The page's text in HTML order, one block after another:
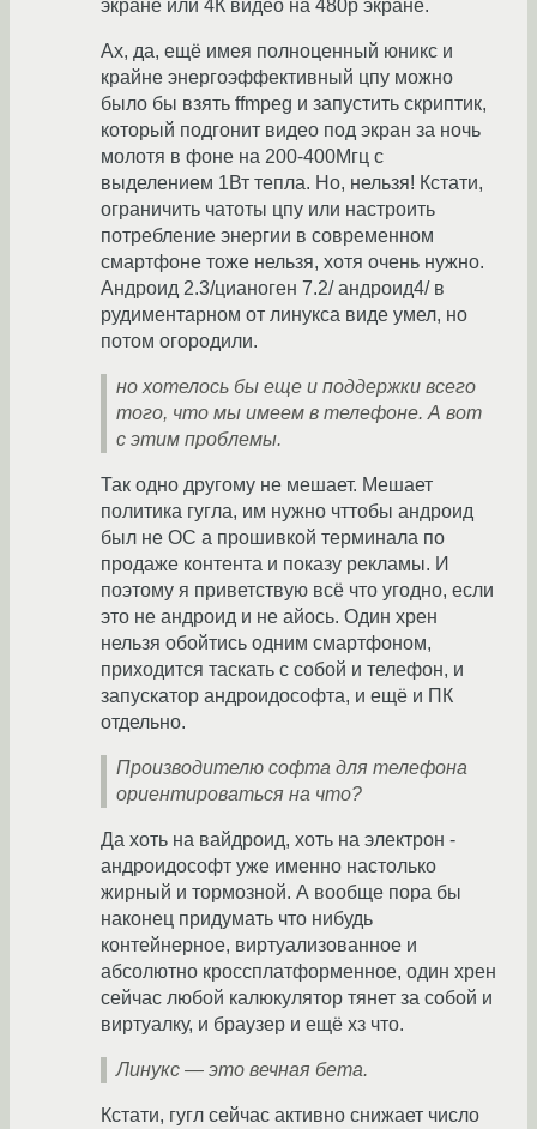
экране или 4К видео на 480р экране.
Ах, да, ещё имея полноценный юникс и
крайне энергоэффективный цпу можно
было бы взять ffmpeg и запустить скриптик,
который подгонит видео под экран за ночь
молотя в фоне на 200-400Мгц с
выделением 1Вт тепла. Но, нельзя! Кстати,
ограничить чатоты цпу или настроить
потребление энергии в современном
смартфоне тоже нельзя, хотя очень нужно.
Андроид 2.3/цианоген 7.2/ андроид4/ в
рудиментарном от линукса виде умел, но
потом огородили.
но хотелось бы еще и поддержки всего
того, что мы имеем в телефоне. А вот
с этим проблемы.
Так одно другому не мешает. Мешает
политика гугла, им нужно чттобы андроид
был не ОС а прошивкой терминала по
продаже контента и показу рекламы. И
поэтому я приветствую всё что угодно, если
это не андроид и не айось. Один хрен
нельзя обойтись одним смартфоном,
приходится таскать с собой и телефон, и
запускатор андроидософта, и ещё и ПК
отдельно.
Производителю софта для телефона
ориентироваться на что?
Да хоть на вайдроид, хоть на электрон -
андроидософт уже именно настолько
жирный и тормозной. А вообще пора бы
наконец придумать что нибудь
контейнерное, виртуализованное и
абсолютно кроссплатформенное, один хрен
сейчас любой калюкулятор тянет за собой и
виртуалку, и браузер и ещё хз что.
Линукс — это вечная бета.
Кстати, гугл сейчас активно снижает число